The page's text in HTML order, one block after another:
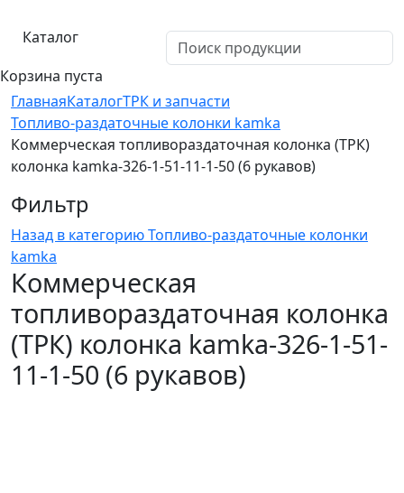
Каталог
Корзина пуста
ГлавнаяКаталогТРК и запчасти
Топливо-раздаточные колонки kamka
Коммерческая топливораздаточная колонка (ТРК)
колонка kamka-326-1-51-11-1-50 (6 рукавов)
Фильтр
Назад в категориюТопливо-раздаточные колонки
kamka
Коммерческая
топливораздаточная колонка
(ТРК) колонка kamka-326-1-51-
11-1-50 (6 рукавов)